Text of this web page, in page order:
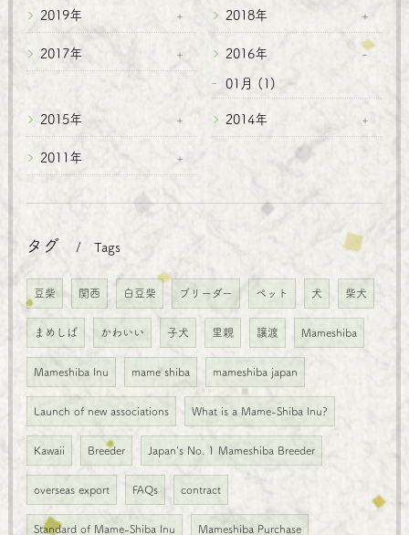
2019年 2018年
2017年 2016年
01月 (1)
2015年 2014年
2011年
タグ Tags
豆柴 関西 白豆柴 ブリーダー ペット 犬 柴犬
まめしば かわいい 子犬 里親 譲渡 Mameshiba
Mameshiba Inu mame shiba mameshiba japan
Launch of new associations What is a Mame-Shiba Inu?
Kawaii Breeder Japan's No. 1 Mameshiba Breeder
overseas export FAQs contract
Standard of Mame-Shiba Inu Mameshiba Purchase